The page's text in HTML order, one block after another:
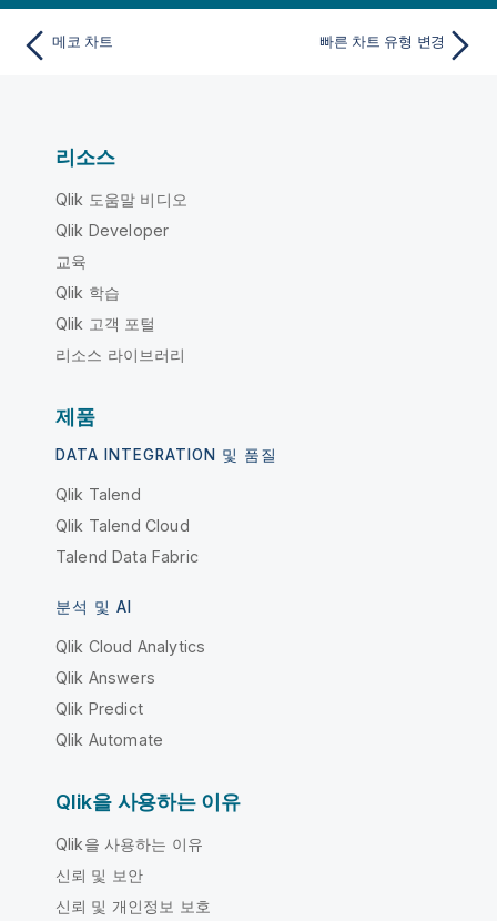
메코 차트 빠른 차트 유형 변경
리소스
Qlik 도움말 비디오
Qlik Developer
교육
Qlik 학습
Qlik 고객 포털
리소스 라이브러리
제품
DATA INTEGRATION 및 품질
Qlik Talend
Qlik Talend Cloud
Talend Data Fabric
분석 및 AI
Qlik Cloud Analytics
Qlik Answers
Qlik Predict
Qlik Automate
Qlik을 사용하는 이유
Qlik을 사용하는 이유
신뢰 및 보안
신뢰 및 개인정보 보호